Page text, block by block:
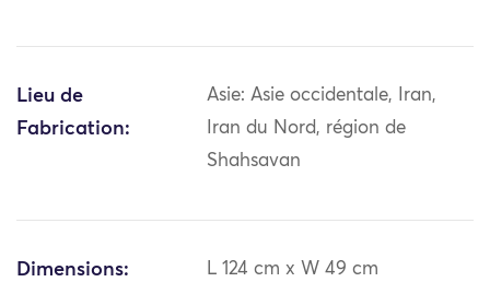
Lieu de
Fabrication:
Asie: Asie occidentale, Iran,
Iran du Nord, région de
Shahsavan
Dimensions: L 124 cm x W 49 cm